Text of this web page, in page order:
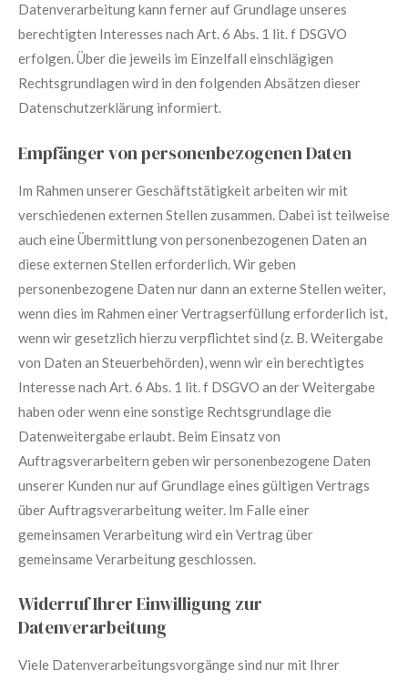
Datenverarbeitung kann ferner auf Grundlage unseres
berechtigten Interesses nach Art. 6 Abs. 1 lit. f DSGVO
erfolgen. Über die jeweils im Einzelfall einschlägigen
Rechtsgrundlagen wird in den folgenden Absätzen dieser
Datenschutzerklärung informiert.
Empfänger von personenbezogenen Daten
Im Rahmen unserer Geschäftstätigkeit arbeiten wir mit
verschiedenen externen Stellen zusammen. Dabei ist teilweise
auch eine Übermittlung von personenbezogenen Daten an
diese externen Stellen erforderlich. Wir geben
personenbezogene Daten nur dann an externe Stellen weiter,
wenn dies im Rahmen einer Vertragserfüllung erforderlich ist,
wenn wir gesetzlich hierzu verpflichtet sind (z. B. Weitergabe
von Daten an Steuerbehörden), wenn wir ein berechtigtes
Interesse nach Art. 6 Abs. 1 lit. f DSGVO an der Weitergabe
haben oder wenn eine sonstige Rechtsgrundlage die
Datenweitergabe erlaubt. Beim Einsatz von
Auftragsverarbeitern geben wir personenbezogene Daten
unserer Kunden nur auf Grundlage eines gültigen Vertrags
über Auftragsverarbeitung weiter. Im Falle einer
gemeinsamen Verarbeitung wird ein Vertrag über
gemeinsame Verarbeitung geschlossen.
Widerruf Ihrer Einwilligung zur
Datenverarbeitung
Viele Datenverarbeitungsvorgänge sind nur mit Ihrer